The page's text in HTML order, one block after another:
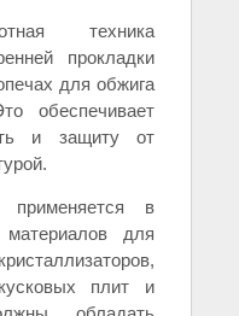
техника
прокладки
для обжига
обеспечивает
и защиту от
в
материалов для
плит и